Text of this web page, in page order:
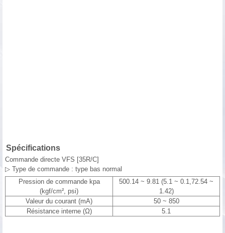
Spécifications
Commande directe VFS [35R/C]
▷ Type de commande : type bas normal
Pression de commande kpa
(kgf/cm², psi)
500.14 ~ 9.81 (5.1 ~ 0.1,72.54 ~
1.42)
Valeur du courant (mA)
50 ~ 850
Résistance interne (Ω)
5.1